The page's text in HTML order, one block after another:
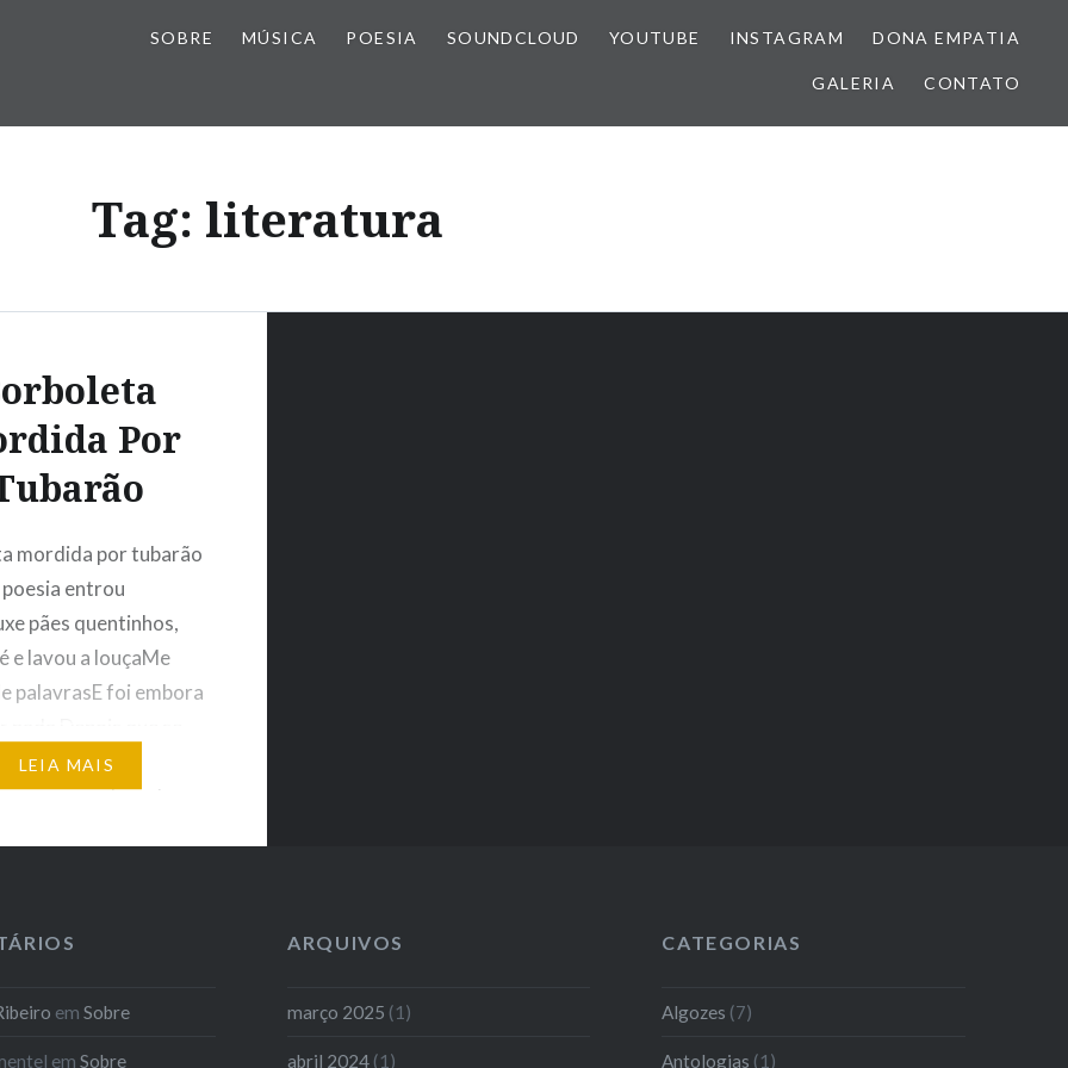
SOBRE MÚSICA POESIA SOUNDCLOUD YOUTUBE INSTAGRAM DONA EMPATIA
GALERIA CONTATO
Tag: literatura
Por
mordida por tubarão
poesia entrou
pães quentinhos,
e lavou a louçaMe
palavrasE foi embora
as
sem querer Jogadas
LEIA MAIS
em Sobre
em Sobre
ARQUIVOS
março 2025 (1)
abril 2024 (1)
CATEGORIAS
Algozes (7)
Antologias (1)